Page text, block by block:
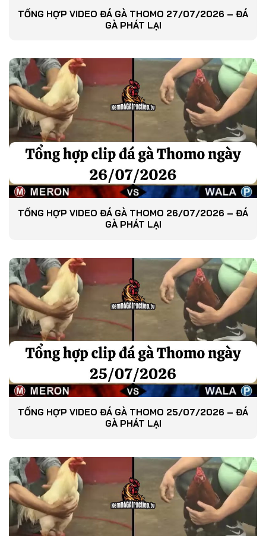
TỔNG HỢP VIDEO ĐÁ GÀ THOMO 27/07/2026 – ĐÁ
GÀ PHÁT LẠI
TỔNG HỢP VIDEO ĐÁ GÀ THOMO 26/07/2026 – ĐÁ
GÀ PHÁT LẠI
TỔNG HỢP VIDEO ĐÁ GÀ THOMO 25/07/2026 – ĐÁ
GÀ PHÁT LẠI